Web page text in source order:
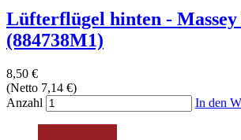
Lüfterflügel hinten - Massey
(884738M1)
8,50 €
(Netto 7,14 €)
Anzahl
In den